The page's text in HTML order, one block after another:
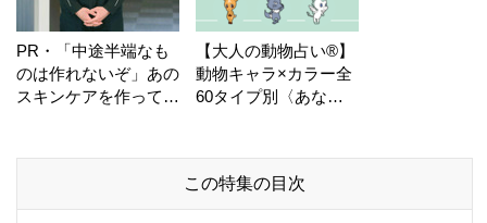
PR・「中途半端なも
のは作れないぞ」あの
スキンケアを作ってい
【大人の動物占い®】
動物キャラ×カラー全
60タイプ別〈あなた
この特集の目次